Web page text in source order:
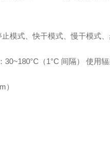
模式、快干模式、慢干模式
（1°C 间隔） 使用
）